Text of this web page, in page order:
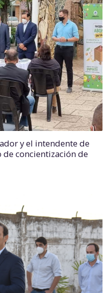
y el intendente de
de concientización de